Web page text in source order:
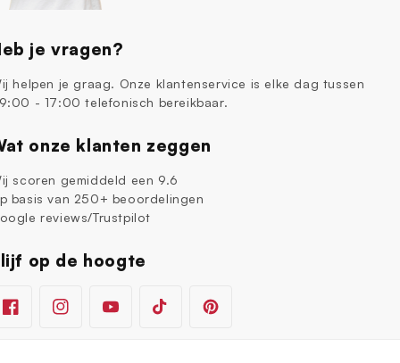
je vragen?
helpen je graag. Onze klantenservice is elke dag tussen
- 17:00 telefonisch bereikbaar.
onze klanten zeggen
scoren gemiddeld een 9.6
basis van 250+ beoordelingen
reviews/Trustpilot
op de hoogte
FacebookInstagramYouTubeTikTok Pinterest